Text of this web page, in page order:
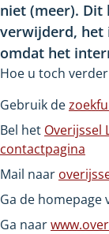
niet (meer). Dit
verwijderd, het
omdat het
Hoe u toch
Gebruik de
Bel het Overijssel
contactpagina
Mail naar
Ga de homepage
Ga naar